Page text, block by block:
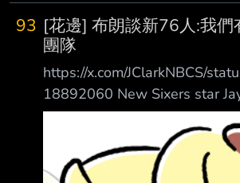
國王並沒有像其他幾支球隊在
擺爛，他們 反而持續讓幾位有
場，並開始大量培養年輕球員
的氣勢 ，在最後18場比賽中
可以說是他們整個球季打得最
自我毀滅的一段期間。 正因如
越了巫師、籃網和溜馬，
93 [花邊] 布朗談新76人:我們
團隊
https://x.com/JClarkNBCS/
18892060 New Sixers star
the Sixers players including
have a group chat and text
LeBron is active in coming